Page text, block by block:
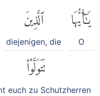
يَٰٓأَيُّهَا
O
ٱلَّذِينَ
diejenigen, die
تَتَوَلَّوْا۟
euch zu Schutzherren